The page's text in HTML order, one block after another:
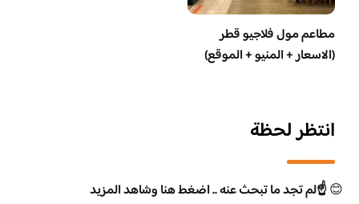
مطاعم مول فلاجيو قطر
(الاسعار + المنيو + الموقع)
انتظر لحظة
😊☝️لم تجد ما تبحث عنه .. اضغط هنا وشاهد المزيد